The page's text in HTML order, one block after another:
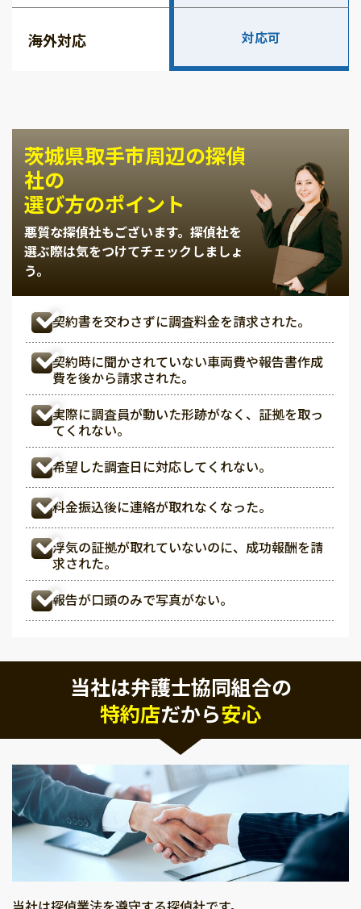
海外対応 対応可
茨城県取手市周辺の探偵
社の
選び方のポイント
悪質な探偵社もございます。 探偵社を
選ぶ際は気をつけてチェックしましょ
う。
契約書を交わさずに調査料金を請求された。
契約時に聞かされていない車両費や報告書作成
費を後から請求された。
実際に調査員が動いた形跡がなく、証拠を取っ
てくれない。
希望した調査日に対応してくれない。
料金振込後に連絡が取れなくなった。
浮気の証拠が取れていないのに、成功報酬を請
求された。
報告が口頭のみで写真がない。
当社は弁護士協同組合の
特約店だから安心